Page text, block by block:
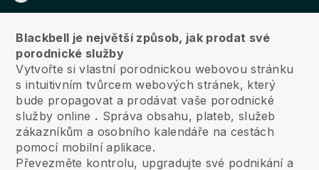
Blackbell je největší způsob, jak prodat své
porodnické služby
Vytvořte si vlastní porodnickou webovou stránku
s intuitivním tvůrcem webových stránek, který
bude propagovat a prodávat vaše porodnické
služby online . Správa obsahu, plateb, služeb
zákazníkům a osobního kalendáře na cestách
pomocí mobilní aplikace.
Převezměte kontrolu, upgradujte své podnikání a